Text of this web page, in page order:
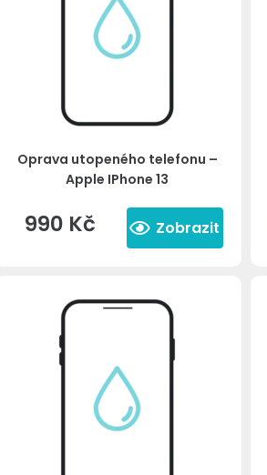
Oprava utopeného telefonu –
Apple IPhone 13
990 Kč Zobrazit